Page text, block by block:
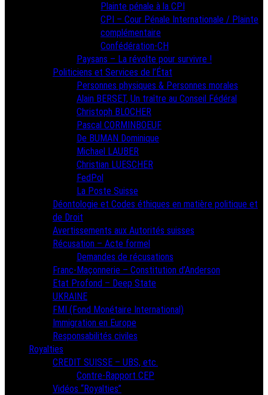
Plainte pénale à la CPI
CPI – Cour Pénale Internationale / Plainte
complémentaire
Confédération-CH
Paysans – La révolte pour survivre !
Politiciens et Services de l’État
Personnes physiques & Personnes morales
Alain BERSET, Un traître au Conseil Fédéral
Christoph BLOCHER
Pascal CORMINBOEUF
De BUMAN Dominique
Michael LAUBER
Christian LUESCHER
FedPol
La Poste Suisse
Déontologie et Codes éthiques en matière politique et
de Droit
Avertissements aux Autorités suisses
Récusation – Acte formel
Demandes de récusations
Franc-Maçonnerie – Constitution d’Anderson
Etat Profond – Deep State
UKRAINE
FMI (Fond Monétaire International)
Immigration en Europe
Responsabilités civiles
Royalties
CREDIT SUISSE – UBS, etc.
Contre-Rapport CEP
Vidéos “Royalties”